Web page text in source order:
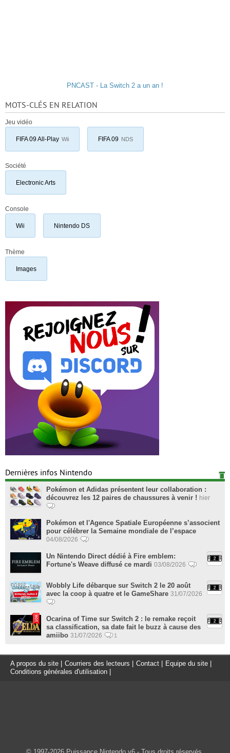
PNCAST - La Switch 2 a un an !
MOTS-CLÉS EN RELATION
Jeu vidéo
FIFA 09 All-Play Wii FIFA 09 NDS
Société
Electronic Arts
Console
Wii Nintendo DS
Thème
Images
Dernières infos Nintendo
Pokémon et Adidas présentent leur collaboration :
découvrez les 12 paires de chaussures à venir ! hier
Pokémon et l'Agence Spatiale Européenne s’associent
pour célébrer la Semaine mondiale de l’espace
04/08/2026
Un Nintendo Direct dédié à Fire emblem:
Fortune's Weave diffusé ce mardi 03/08/2026
Wobbly Life débarque sur Switch 2 le 20 août
avec la coop à quatre et le GameShare 31/07/2026
Ocarina of Time sur Switch 2 : le remake reçoit
sa classification, sa date fait le buzz à cause des
amiibo 31/07/2026 1
A propos du site | Courriers des lecteurs | Contact | Equipe du site |
Conditions générales d'utilisation |
© 1997-2026 Puissance Nintendo v6 - Tous droits réservés.